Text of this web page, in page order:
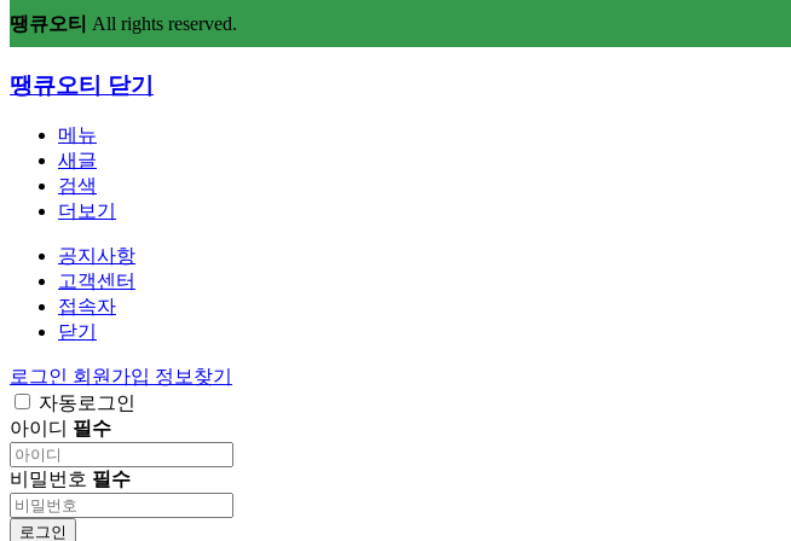
땡큐오티 All rights reserved.
땡큐오티 닫기
메뉴
새글
검색
더보기
공지사항
고객센터
접속자
닫기
로그인 회원가입 정보찾기
자동로그인
아이디 필수
비밀번호 필수
로그인